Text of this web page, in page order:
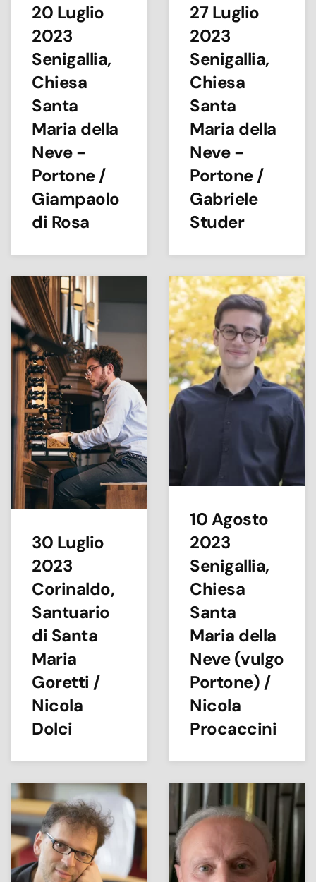
20 Luglio
2023
Senigallia,
Chiesa
Santa
Maria della
Neve -
Portone /
Giampaolo
di Rosa
27 Luglio
2023
Senigallia,
Chiesa
Santa
Maria della
Neve -
Portone /
Gabriele
Studer
30 Luglio
2023
Corinaldo,
Santuario
di Santa
Maria
Goretti /
Nicola
Dolci
10 Agosto
2023
Senigallia,
Chiesa
Santa
Maria della
Neve (vulgo
Portone) /
Nicola
Procaccini